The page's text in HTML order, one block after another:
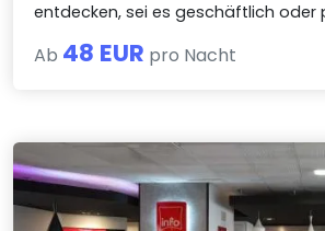
entdecken, sei es geschäftlich oder
Ab 48 EUR pro Nacht